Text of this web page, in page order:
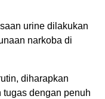
urine dilakukan
narkoba di
diharapkan
dengan penuh